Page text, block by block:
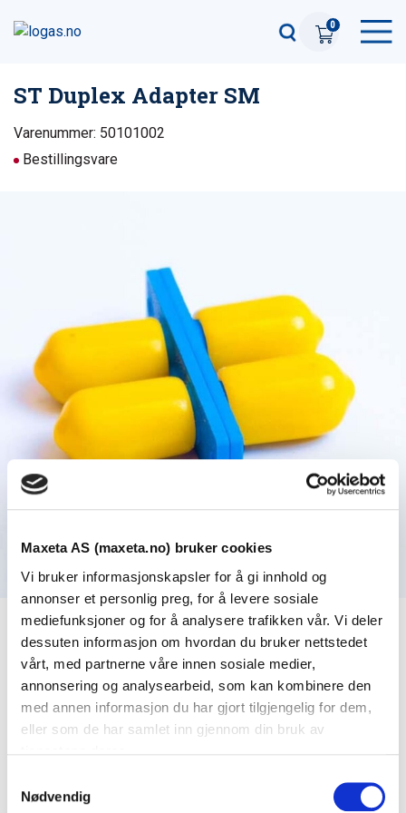
Maxeta AS (maxeta.no) bruker cookies
Vi bruker informasjonskapsler for å gi innhold og
annonser et personlig preg, for å levere sosiale
mediefunksjoner og for å analysere trafikken vår. Vi deler
dessuten informasjon om hvordan du bruker nettstedet
vårt, med partnerne våre innen sosiale medier,
annonsering og analysearbeid, som kan kombinere den
med annen informasjon du har gjort tilgjengelig for dem,
eller som de har samlet inn gjennom din bruk av
Nødvendig
0
Se dokumenter
Dokumenter
ST Duplex Adapter SM
Varenummer: 50101002
Bestillingsvare